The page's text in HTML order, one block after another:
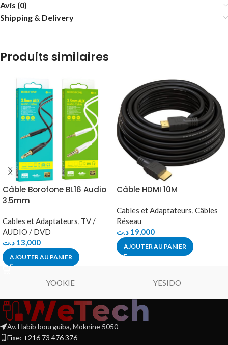
Avis (0)
Shipping & Delivery
Produits similaires
Câble Borofone BL16 Audio
3.5mm
Cables et Adaptateurs, TV /
AUDIO / DVD
13,000 د.ت
AJOUTER AU PANIER
Câble HDMI 10M
Cables et Adaptateurs,Câbles
Réseau
19,000 د.ت
AJOUTER AU PANIER
YOOKIE YESIDO
Av. Habib bourguiba, Moknine 5050
Fixe: +216 73 476 376